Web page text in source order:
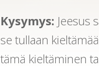
Kysymys: Jeesus
se tullaan
tämä kieltäminen